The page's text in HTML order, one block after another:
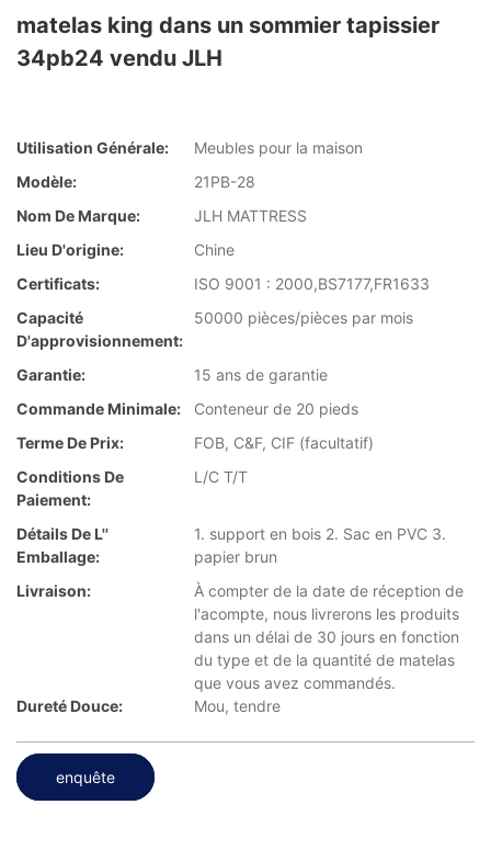
matelas king dans un sommier tapissier
34pb24 vendu JLH
Utilisation Générale:
Meubles pour la maison
Modèle:
21PB-28
Nom De Marque:
JLH MATTRESS
Lieu D'origine:
Chine
Certificats:
ISO 9001 : 2000,BS7177,FR1633
Capacité
D'approvisionnement:
50000 pièces/pièces par mois
Garantie:
15 ans de garantie
Commande Minimale:
Conteneur de 20 pieds
Terme De Prix:
FOB, C&F, CIF (facultatif)
Conditions De
Paiement:
L/C T/T
Détails De L''
Emballage:
1. support en bois 2. Sac en PVC 3.
papier brun
Livraison:
À compter de la date de réception de
l'acompte, nous livrerons les produits
dans un délai de 30 jours en fonction
du type et de la quantité de matelas
que vous avez commandés.
Dureté Douce:
Mou, tendre
enquête